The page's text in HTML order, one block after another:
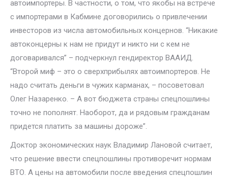
автоимпортеры. В частности, о том, что якобы на встрече
с импортерами в Кабмине договорились о привлечении
инвесторов из числа автомобильных концернов. “Никакие
автоконцерны к нам не придут и никто ни с кем не
договаривался” – подчеркнул гендиректор ВААИД.
“Второй миф – это о сверхприбылях автоимпортеров. Не
надо считать деньги в чужих карманах, – посоветовал
Олег Назаренко. – А вот бюджета страны спецпошлины
точно не пополнят. Наоборот, да и рядовым гражданам
придется платить за машины дороже”.
Доктор экономических наук Владимир Лановой считает,
что решение ввести спецпошлины противоречит нормам
ВТО. А цены на автомобили после введения спецпошлин